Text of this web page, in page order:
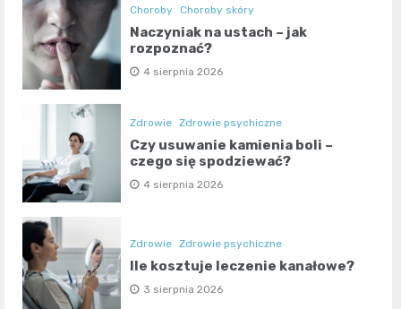
Choroby Choroby skóry
Naczyniak na ustach – jak
rozpoznać?
4 sierpnia 2026
Zdrowie Zdrowie psychiczne
Czy usuwanie kamienia boli –
czego się spodziewać?
4 sierpnia 2026
Zdrowie Zdrowie psychiczne
Ile kosztuje leczenie kanałowe?
3 sierpnia 2026